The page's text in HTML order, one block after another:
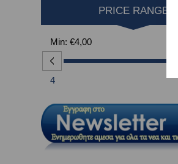
PRICE RANGE
Min: €4,00
4